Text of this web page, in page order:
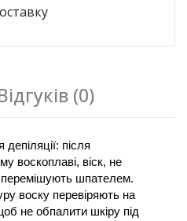
(0)
після
воскоплаві, віск, не
перемішують шпателем.
воску перевіряють на
не обпалити шкіру під